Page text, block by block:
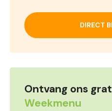
DIRECT
Ontvang ons
Weekmenu